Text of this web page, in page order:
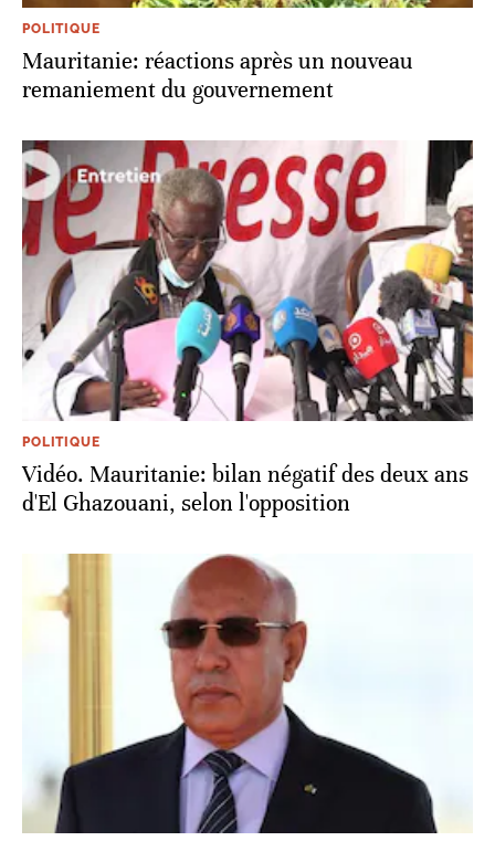
POLITIQUE
Mauritanie: réactions après un nouveau
remaniement du gouvernement
POLITIQUE
Vidéo. Mauritanie: bilan négatif des deux ans
d'El Ghazouani, selon l'opposition